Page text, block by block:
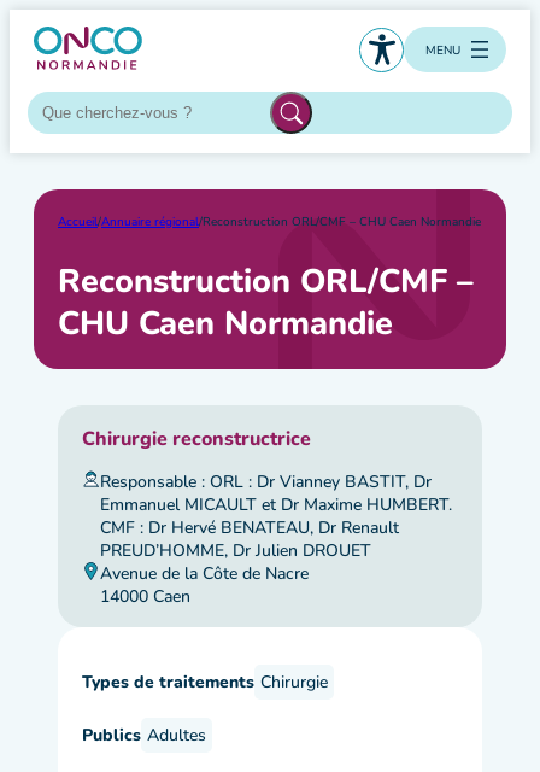
Aller
contenu
MENU
Accueil/Annuaire régional/Reconstruction ORL/CMF – CHU Caen Normandie
Reconstruction ORL/CMF –
CHU Caen Normandie
Chirurgie reconstructrice
Responsable : ORL : Dr Vianney BASTIT, Dr
Emmanuel MICAULT et Dr Maxime HUMBERT.
CMF : Dr Hervé BENATEAU, Dr Renault
PREUD’HOMME, Dr Julien DROUET
Avenue de la Côte de Nacre
14000 Caen
Types de traitements Chirurgie
Publics Adultes